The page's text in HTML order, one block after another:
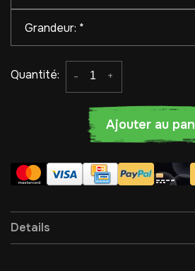
Grandeur: *
Quantité: +
-
Ajouter au
Details